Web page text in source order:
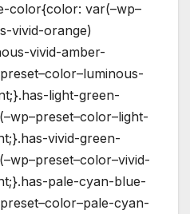
color{color: var(–wp–
vivid-orange)
vivid-amber-
light-green-
vivid-green-
pale-cyan-blue-
cyan-